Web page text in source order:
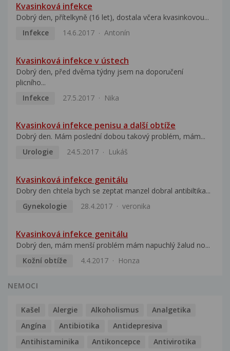
Kvasinková infekce
Dobrý den, přítelkyně (16 let), dostala včera kvasinkovou...
Infekce
14.6.2017 Antonín
Kvasinková infekce v ústech
Dobrý den, před dvěma týdny jsem na doporučení
plicního...
Infekce
27.5.2017 Nika
Kvasinková infekce penisu a další obtíže
Dobrý den. Mám poslední dobou takový problém, mám...
Urologie
24.5.2017 Lukáš
Kvasinková infekce genitálu
Dobry den chtela bych se zeptat manzel dobral antibiltika...
Gynekologie
28.4.2017 veronika
Kvasinková infekce genitálu
Dobrý den, mám menší problém mám napuchlý žalud no...
Kožní obtíže
4.4.2017 Honza
NEMOCI
Kašel Alergie Alkoholismus
Analgetika
Angína
Antibiotika
Antidepresiva
Antihistaminika
Antikoncepce Antivirotika